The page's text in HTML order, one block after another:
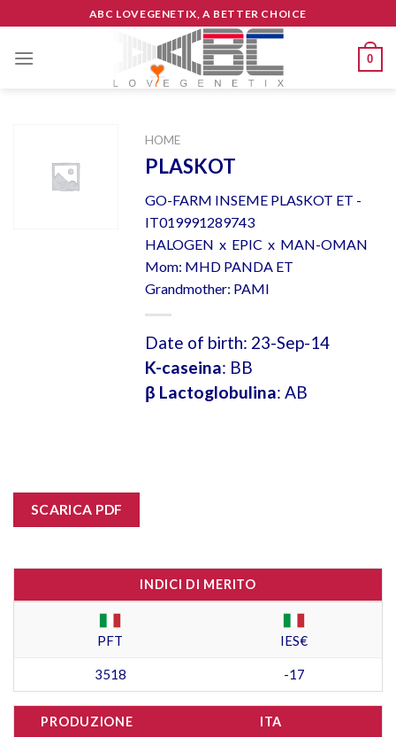
to
content
ABC LOVEGENETIX, A BETTER CHOICE
0
HOME
PLASKOT
GO-FARM INSEME PLASKOT ET -
IT019991289743
HALOGEN x EPIC x MAN-OMAN
Mom: MHD PANDA ET
Grandmother: PAMI
Date of birth: 23-Sep-14
K-caseina: BB
β Lactoglobulina: AB
SCARICA PDF
INDICI DI MERITO
PFT IES€
3518 -17
PRODUZIONE ITA